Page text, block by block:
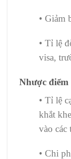
• Giảm
• Tỉ lệ
visa,
Nhược điểm
• Tỉ lệ
khắt
vào các
• Chi